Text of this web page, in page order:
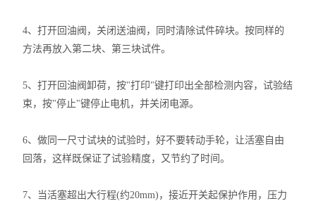
4、打开回油阀，关闭送油阀，同时清除试件碎块。按同样的
方法再放入第二块、第三块试件。
5、打开回油阀卸荷，按"打印"键打印出全部检测内容，试验结
束，按"停止"键停止电机，并关闭电源。
6、做同一尺寸试块的试验时，好不要转动手轮，让活塞自由
回落，这样既保证了试验精度，又节约了时间。
7、当活塞超出大行程(约20mm)，接近开关起保护作用，压力